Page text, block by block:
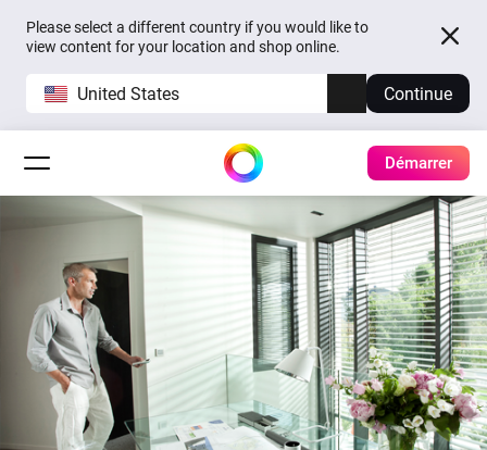
Please select a different country if you would like to
view content for your location and shop online.
United States Continue
Démarrer